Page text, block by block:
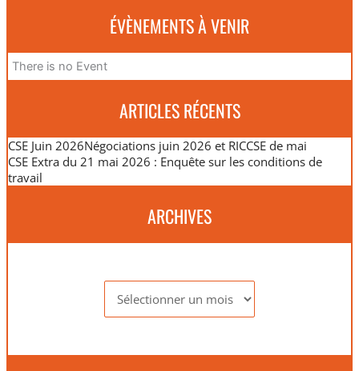
ÉVÈNEMENTS À VENIR
There is no Event
ARTICLES RÉCENTS
CSE Juin 2026Négociations juin 2026 et RICCSE de mai
CSE Extra du 21 mai 2026 : Enquête sur les conditions de
travail
ARCHIVES